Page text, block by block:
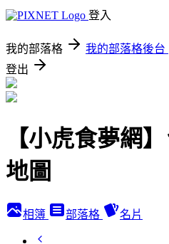
登入
我的部落格 我的部落格後台
登出
【小虎食夢網
地圖
相簿 部落格 名片